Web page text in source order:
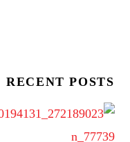
RECENT POSTS